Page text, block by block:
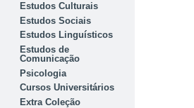
Estudos Culturais
Estudos Sociais
Estudos Linguísticos
Estudos de
Comunicação
Psicologia
Cursos Universitários
Extra Coleção